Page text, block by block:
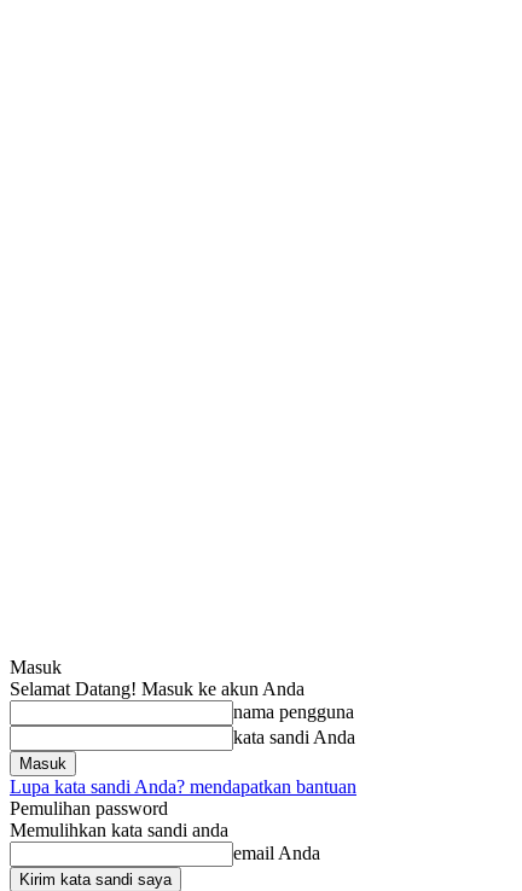
Masuk
Selamat Datang! Masuk ke akun Anda
nama pengguna
kata sandi Anda
Lupa kata sandi Anda? mendapatkan bantuan
Pemulihan password
Memulihkan kata sandi anda
email Anda